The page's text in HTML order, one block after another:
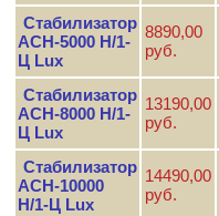
Стабилизатор
АСН-5000 Н/1-
Ц Lux
8890,00
руб.
Стабилизатор
АСН-8000 Н/1-
Ц Lux
13190,00
руб.
Стабилизатор
АСН-10000
Н/1-Ц Lux
14490,00
руб.